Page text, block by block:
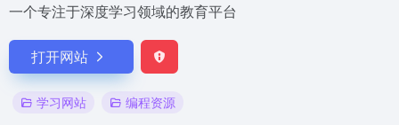
一个专注于深度学习领域的教育平台
打开网站
学习网站 编程资源